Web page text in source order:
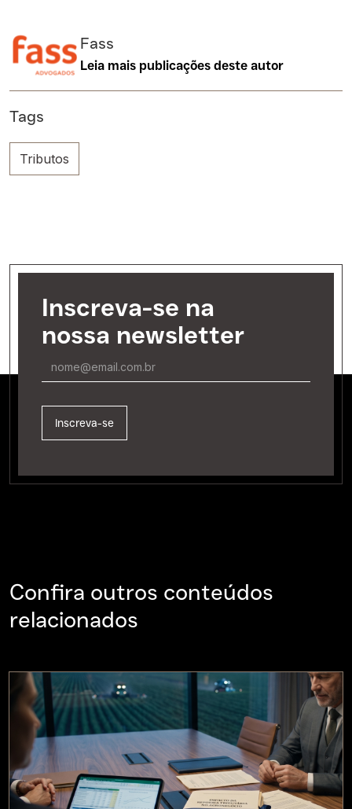
Fass
Leia mais publicações deste autor
Tags
Tributos
Inscreva-se na
nossa newsletter
Confira outros conteúdos
relacionados